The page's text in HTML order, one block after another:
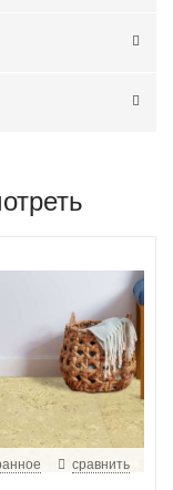
сравнить